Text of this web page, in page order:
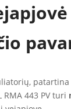
RMA 443 PV turi